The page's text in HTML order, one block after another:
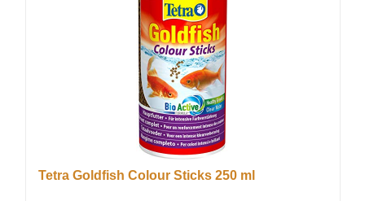
Tetra Goldfish Colour Sticks 250 ml